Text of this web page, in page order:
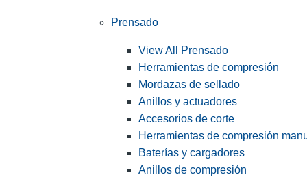
Prensado
View All Prensado
Herramientas de compresión
Mordazas de sellado
Anillos y actuadores
Accesorios de corte
Herramientas de compresión
Baterías y cargadores
Anillos de compresión